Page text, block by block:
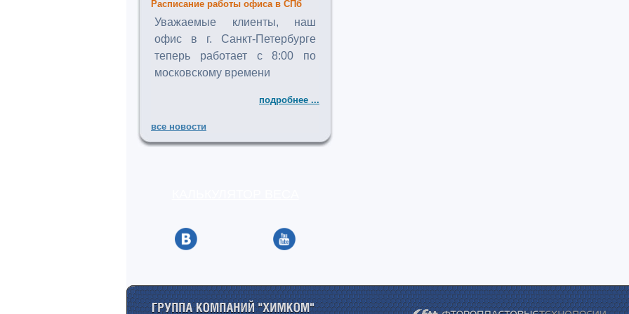
Расписание работы офиса в СПб
Уважаемые клиенты, наш
офис в г. Санкт-Петербурге
теперь работает с 8:00 по
московскому времени
подробнее ...
все новости